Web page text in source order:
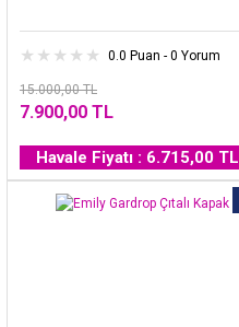
0.0 Puan - 0 Yorum
15.000,00 TL
7.900,00 TL
Havale Fiyatı : 6.715,00 TL